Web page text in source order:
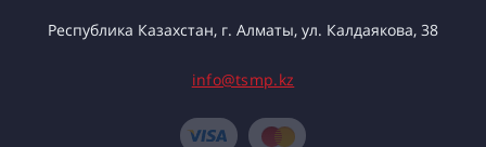
Республика Казахстан, г. Алматы, ул. Калдаякова, 38
info@tsmp.kz